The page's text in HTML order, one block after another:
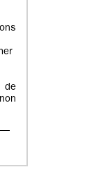
de